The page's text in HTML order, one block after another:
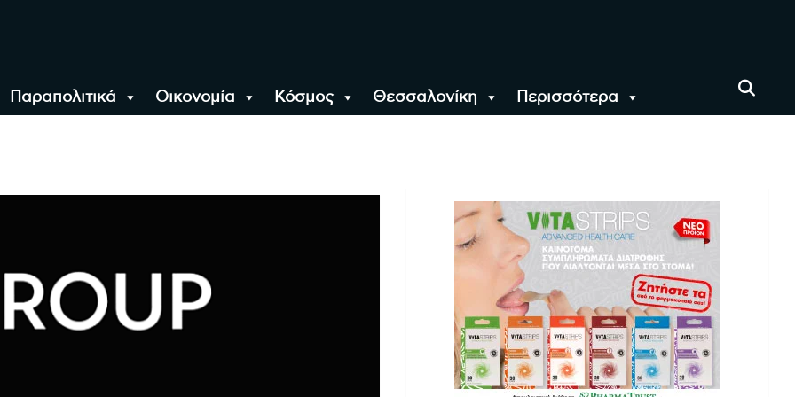
Παραπολιτικά Οικονομία Κόσμος Θεσσαλονίκη Περισσότερα